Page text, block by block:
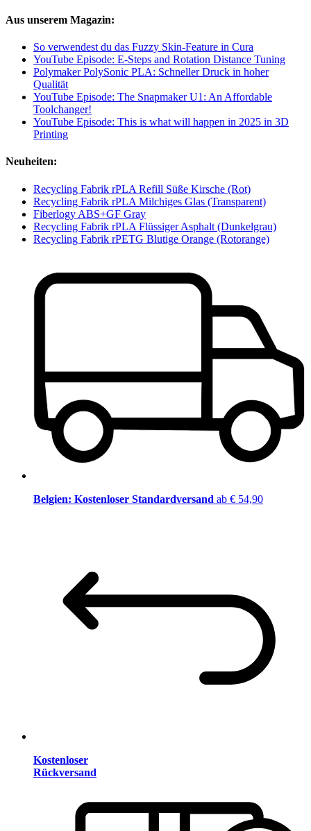
Aus unserem Magazin:
So verwendest du das Fuzzy Skin-Feature in Cura
YouTube Episode: E-Steps and Rotation Distance Tuning
Polymaker PolySonic PLA: Schneller Druck in hoher
Qualität
YouTube Episode: The Snapmaker U1: An Affordable
Toolchanger!
YouTube Episode: This is what will happen in 2025 in 3D
Printing
Neuheiten:
Recycling Fabrik rPLA Refill Süße Kirsche (Rot)
Recycling Fabrik rPLA Milchiges Glas (Transparent)
Fiberlogy ABS+GF Gray
Recycling Fabrik rPLA Flüssiger Asphalt (Dunkelgrau)
Recycling Fabrik rPETG Blutige Orange (Rotorange)
Belgien: Kostenloser Standardversand ab € 54,90
Kostenloser
Rückversand